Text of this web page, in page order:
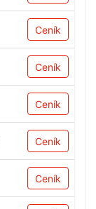
Ceník
Ceník
Ceník
Ceník
Ceník